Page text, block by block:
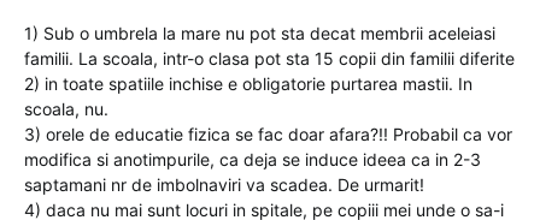
1) Sub o umbrela la mare nu pot sta decat membrii aceleiasi
familii. La scoala, intr-o clasa pot sta 15 copii din familii diferite
2) in toate spatiile inchise e obligatorie purtarea mastii. In
scoala, nu.
3) orele de educatie fizica se fac doar afara?!! Probabil ca vor
modifica si anotimpurile, ca deja se induce ideea ca in 2-3
saptamani nr de imbolnaviri va scadea. De urmarit!
4) daca nu mai sunt locuri in spitale, pe copiii mei unde o sa-i